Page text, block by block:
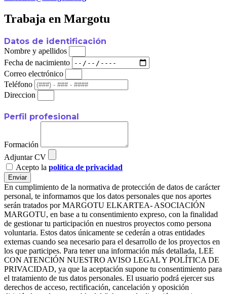
Trabaja en Margotu
Datos de identificación
Nombre y apellidos
Fecha de nacimiento
Correo electrónico
Teléfono
Direccion
Perfil profesional
Formación
Adjuntar CV
Acepto la política de privacidad
Enviar
En cumplimiento de la normativa de protección de datos de carácter
personal, te informamos que los datos personales que nos aportes
serán tratados por MARGOTU ELKARTEA- ASOCIACIÓN
MARGOTU, en base a tu consentimiento expreso, con la finalidad
de gestionar tu participación en nuestros proyectos como persona
voluntaria. Estos datos únicamente se cederán a otras entidades
externas cuando sea necesario para el desarrollo de los proyectos en
los que participes. Para tener una información más detallada, LEE
CON ATENCIÓN NUESTRO AVISO LEGAL Y POLÍTICA DE
PRIVACIDAD, ya que la aceptación supone tu consentimiento para
el tratamiento de tus datos personales. El usuario podrá ejercer sus
derechos de acceso, rectificación, cancelación y oposición